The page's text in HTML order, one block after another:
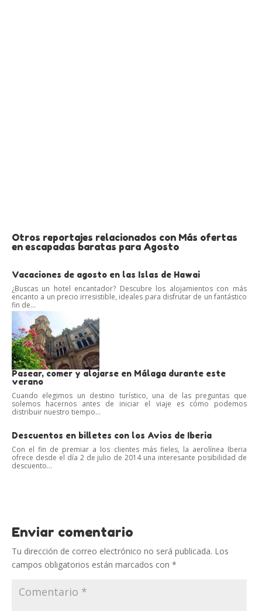
Otros reportajes relacionados con Más ofertas
en escapadas baratas para Agosto
Vacaciones de agosto en las Islas de Hawai
¿Buscas un hotel encantador? Descubre los alojamientos con más
encanto a un precio irresistible, ideales para disfrutar de un fantástico
fin de...
Pasear, comer y alojarse en Málaga durante este
verano
Cuando elegimos un destino turístico, una de las preguntas que
solemos hacernos antes de iniciar el viaje es cómo podemos
distribuir nuestro tiempo...
Descuentos en billetes con los Avios de Iberia
Con el fin de premiar a los clientes más fieles, la aerolínea Iberia
ofrece desde el día 2 de julio de 2014 una interesante posibilidad de
descuento...
Enviar comentario
Tu dirección de correo electrónico no será publicada. Los
campos obligatorios están marcados con *